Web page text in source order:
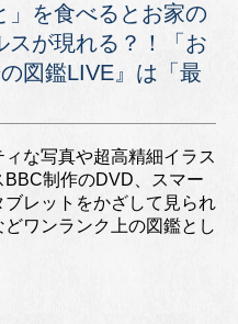
」を食べるとお家の
スが現れる？！「お
図鑑LIVE』は「最
な写真や超高精細イラス
BBC制作のDVD、スマー
ブレットをかざして見られ
どワンランク上の図鑑とし